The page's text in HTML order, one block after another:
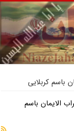
باسم کربلایی
الایمان باسم